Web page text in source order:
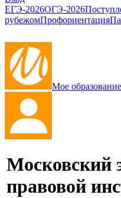
ЕГЭ-2026ОГЭ-2026
рубежомПрофориентация
Мое образование
Московский
правовой